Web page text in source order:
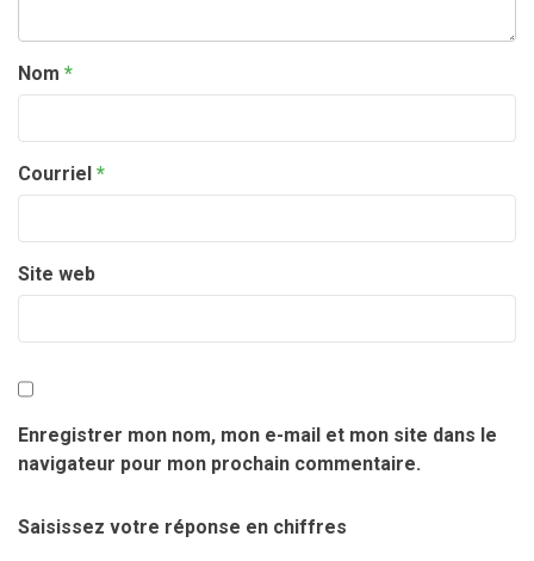
Nom *
Courriel *
Site web
Enregistrer mon nom, mon e-mail et mon site dans le
navigateur pour mon prochain commentaire.
Saisissez votre réponse en chiffres